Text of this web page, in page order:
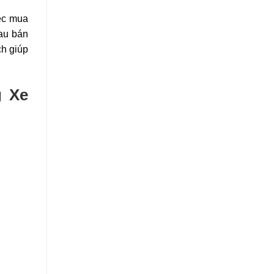
mua
bán
giúp
Xe